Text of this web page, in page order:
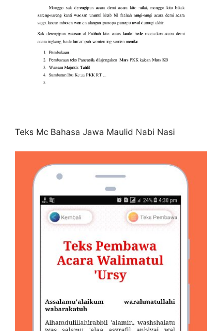
Teks Mc Bahasa Jawa Maulid Nabi Nasi